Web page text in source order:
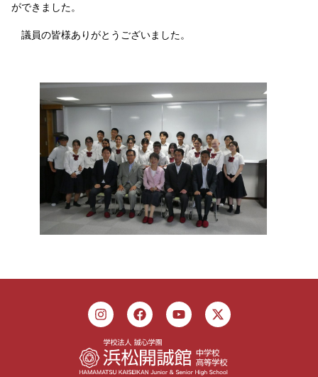
ができました。
議員の皆様ありがとうございました。